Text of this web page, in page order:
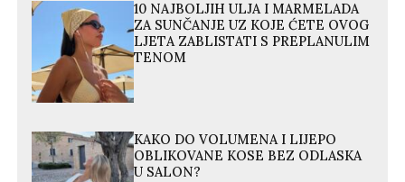
10 NAJBOLJIH ULJA I MARMELADA
ZA SUNČANJE UZ KOJE ĆETE OVOG
LJETA ZABLISTATI S PREPLANULIM
TENOM
KAKO DO VOLUMENA I LIJEPO
OBLIKOVANE KOSE BEZ ODLASKA
U SALON?